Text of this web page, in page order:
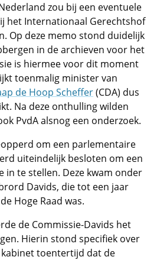
zou bij een eventuele
het Internationaal Gerechtshof
Op deze memo stond duidelijk
in de archieven voor het
is hiermee voor dit moment
toenmalig minister van
de Hoop Scheffer(CDA) dus
Na deze onthulling wilden
PvdA alsnog een onderzoek.
om een parlementaire
uiteindelijk besloten om een
in te stellen. Deze kwam onder
Davids, die tot een jaar
Hoge Raad was.
de Commissie-Davids het
Hierin stond specifiek over
toentertijd dat de